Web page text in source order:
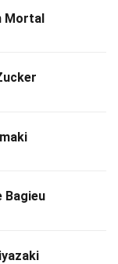
Mortal
Bagieu